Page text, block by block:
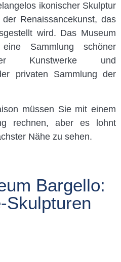
ikonischer Skulptur
der Renaissancekunst, das
wird. Das Museum
Sammlung schöner
Kunstwerke und
privaten Sammlung der
müssen Sie mit einem
rechnen, aber es lohnt
Nähe zu sehen.
Bargello:
Skulpturen